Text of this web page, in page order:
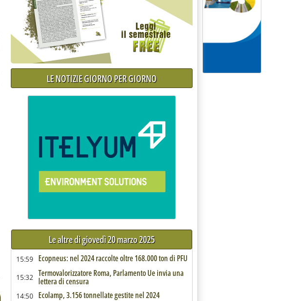
LE NOTIZIE GIORNO PER GIORNO
Le altre di giovedì 20 marzo 2025
15:59 Ecopneus: nel 2024 raccolte oltre 168.000 ton di PFU
15:32 Termovalorizzatore Roma, Parlamento Ue invia una
lettera di censura
14:50 Ecolamp, 3.156 tonnellate gestite nel 2024